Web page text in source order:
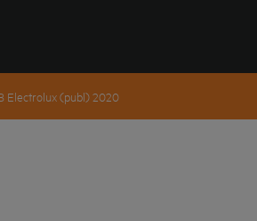
Electrolux (publ) 2020